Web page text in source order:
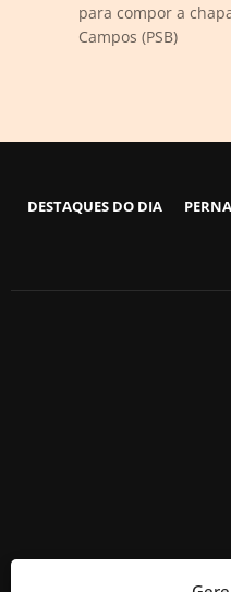
para compor a
Campos (PSB)
DESTAQUES DO DIA